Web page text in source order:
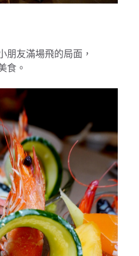
朋友滿場飛的局面，
食。